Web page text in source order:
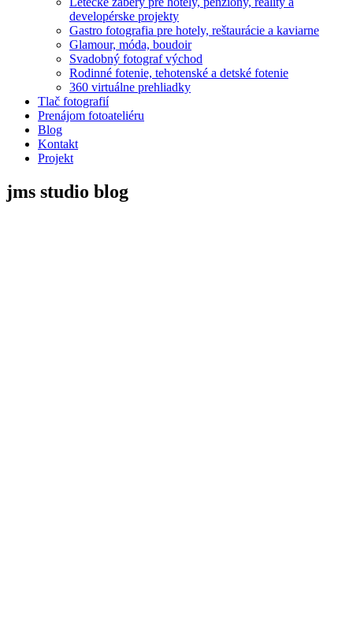
developérske projekty
Gastro fotografia pre hotely, reštaurácie a kaviarne
Glamour, móda, boudoir
Svadobný fotograf východ
Rodinné fotenie, tehotenské a detské fotenie
360 virtuálne prehliadky
Tlač fotografií
Prenájom fotoateliéru
Blog
Kontakt
Projekt
jms studio blog